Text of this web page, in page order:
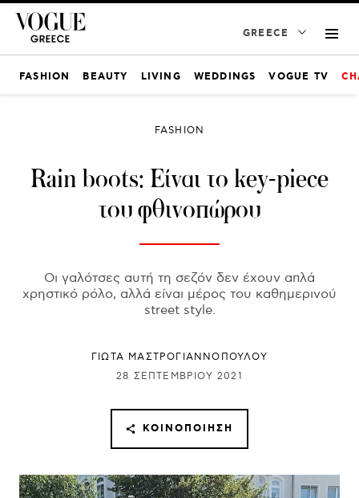
GREECE
FASHION BEAUTY LIVING WEDDINGS VOGUE TV
FASHION
Rain boots: Είναι το key-piece
του φθινοπώρου
Οι γαλότσες αυτή τη σεζόν δεν έχουν απλά
χρηστικό ρόλο, αλλά είναι μέρος του καθημερινού
street style.
ΓΙΩΤΑ ΜΑΣΤΡΟΓΙΑΝΝΟΠΟΥΛΟΥ
28 ΣΕΠΤΕΜΒΡΊΟΥ 2021
ΚΟΙΝΟΠΟΊΗΣΗ